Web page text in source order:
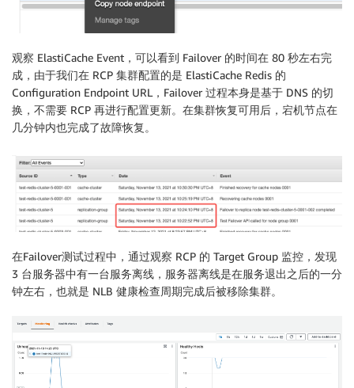
观察 ElastiCache Event，可以看到 Failover 的时间在 80 秒左右完
成，由于我们在 RCP 集群配置的是 ElastiCache Redis 的
Configuration Endpoint URL，Failover 过程本身是基于 DNS 的切
换，不需要 RCP 再进行配置更新。在集群恢复可用后，宕机节点在
几分钟内也完成了故障恢复。
在Failover测试过程中，通过观察 RCP 的 Target Group 监控，发现
3 台服务器中有一台服务离线，服务器离线是在服务退出之后的一分
钟左右，也就是 NLB 健康检查周期完成后被移除集群。